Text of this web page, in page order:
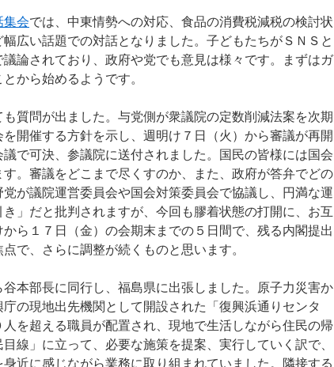
集会では、中東情勢への対応、食品の消費税減税の検討状
広い話題での対話となりました。子どもたちがＳＮＳと
論されており、政府や党でも意見は様々です。まずはガ
から始めるようです。
質問が出ました。与党側が衆議院の定数削減法案を次期
開催する方針を示し、週明け７日（火）から審議が再開
で可決、参議院に送付されました。国民の皆様には国会
。審議をどこまで尽くすのか、また、政府が答弁でどの
が議院運営委員会や国会対策委員会で協議し、円満な運
」だと批判されますが、今回も膠着状態の打開に、お互
ら１７日（金）の会期末までの５日間で、残る内閣提出
で、さらに調整が続くものと思います。
本部長に同行し、福島県に出張しました。原子力災害か
の現地出先機関として開設された「復興浜通りセンタ
を超える職員が配置され、現地で生活しながら住民の帰
線」に立って、必要な施策を提案、実行していく訳で、
近に感じながら業務に取り組まれていました。隣接する